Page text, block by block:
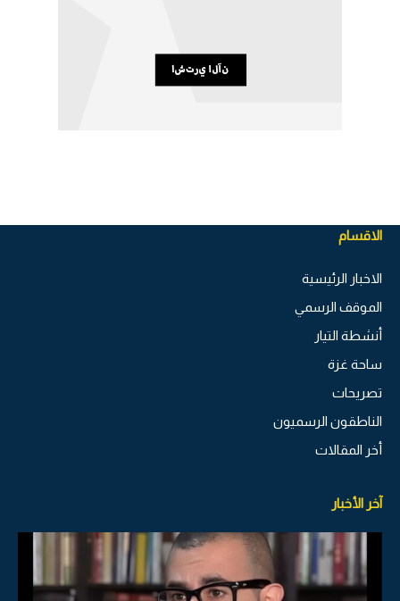
الاقسام
الاخبار الرئيسية
الموقف الرسمي
أنشطة التيار
ساحة غزة
تصريحات
الناطقون الرسميون
أخر المقالات
آخر الأخبار